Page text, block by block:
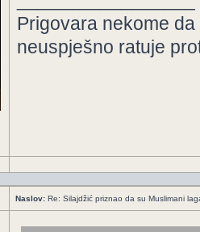
Prigovara nekome
neuspješno ratuje
Naslov: Re: Silajdžić priznao da su Muslimani